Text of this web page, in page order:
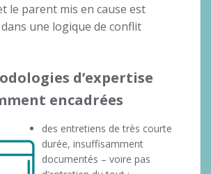
le parent mis en cause est
une logique de conflit
d’expertise
encadrées
des entretiens de très courte
durée, insuffisamment
documentés – voire pas